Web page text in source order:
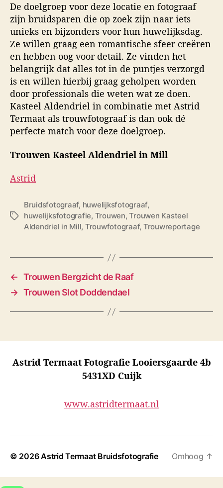
De doelgroep voor deze locatie en fotograaf
zijn bruidsparen die op zoek zijn naar iets
unieks en bijzonders voor hun huwelijksdag.
Ze willen graag een romantische sfeer creëren
en hebben oog voor detail. Ze vinden het
belangrijk dat alles tot in de puntjes verzorgd
is en willen hierbij graag geholpen worden
door professionals die weten wat ze doen.
Kasteel Aldendriel in combinatie met Astrid
Termaat als trouwfotograaf is dan ook dé
perfecte match voor deze doelgroep.
Trouwen Kasteel Aldendriel in Mill
Astrid
T
Bruidsfotograaf, huwelijksfotograaf,
huwelijksfotografie, Trouwen,Trouwen Kasteel
Aldendriel in Mill, Trouwfotograaf, Trouwreportage
← Trouwen Bergzicht de Raaf
→ Trouwen Slot Doddendael
Astrid Termaat Fotografie Looiersgaarde 4b
5431XD Cuijk
www.astridtermaat.nl
© 2026Astrid Termaat Bruidsfotografie Omhoog ↑